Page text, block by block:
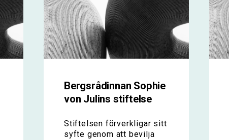
Bergsrådinnan Sophie
von Julins stiftelse
Stiftelsen förverkligar sitt
syfte genom att bevilja